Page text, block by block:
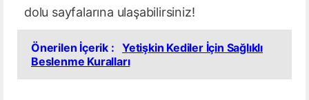
dolu sayfalarına ulaşabilirsiniz!
Önerilen İçerik :
Yetişkin Kediler İçin Sağlıklı
Beslenme Kuralları